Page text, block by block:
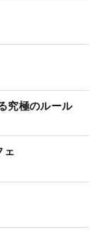
究極のルール
ェ